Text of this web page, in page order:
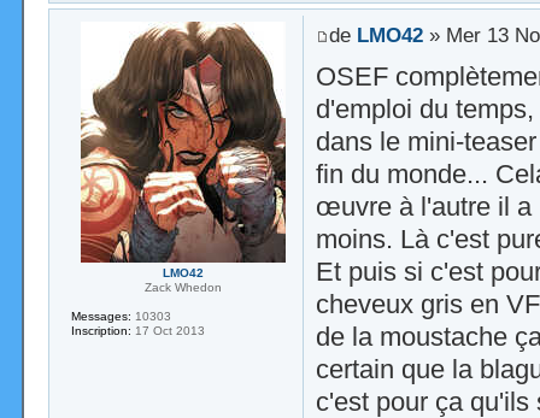
de LMO42» Mer 13
OSEF
d'emploi du
dans le mini-
fin du monde...
œuvre à l'autre il a
moins. Là c'est
Et puis si c'est
cheveux gris en
de la moustache
certain que la
c'est pour ça
LMO42
Zack Whedon
Messages: 10303
Inscription: 17 Oct 2013